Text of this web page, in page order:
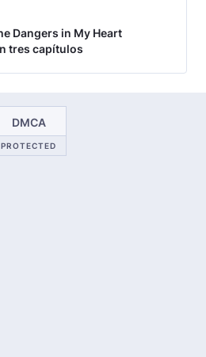
Dangers in My Heart
tres capítulos
DMCA
PROTECTED